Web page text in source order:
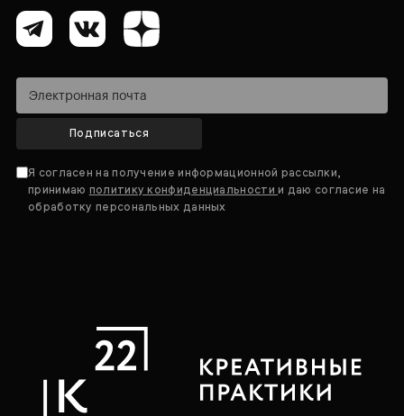
Подписаться
Я согласен на получение информационной рассылки,
принимаю политику конфиденциальностии даю согласие на
обработку персональных данных